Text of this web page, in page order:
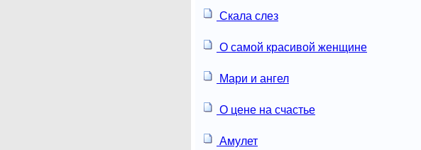
Скала слез
О самой красивой женщине
Мари и ангел
О цене на счастье
Амулет